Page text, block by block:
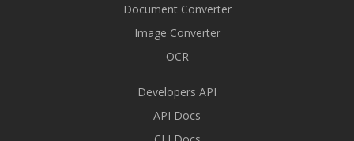
Document Converter
Image Converter
OCR
Developers API
API Docs